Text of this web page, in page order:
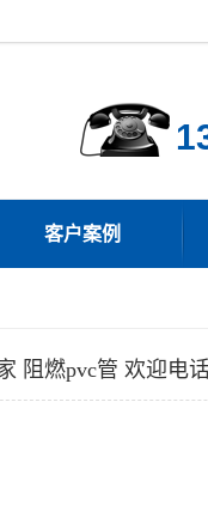
客户案例
阻燃pvc管 欢迎电